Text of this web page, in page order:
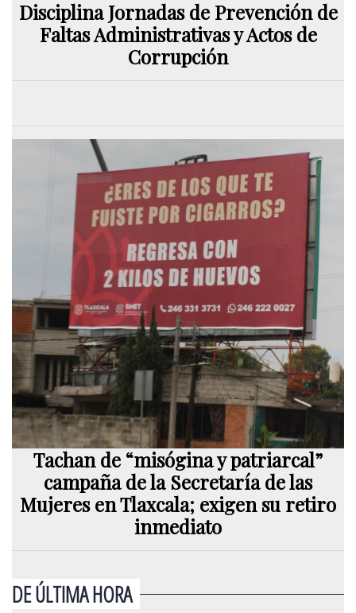
Disciplina Jornadas de Prevención de
Faltas Administrativas y Actos de
Corrupción
Tachan de “misógina y patriarcal”
campaña de la Secretaría de las
Mujeres en Tlaxcala; exigen su retiro
inmediato
DE ÚLTIMA HORA